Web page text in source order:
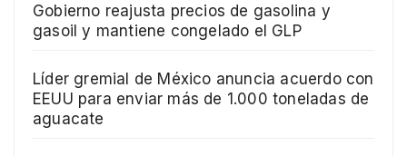
Gobierno reajusta precios de gasolina y
gasoil y mantiene congelado el GLP
Líder gremial de México anuncia acuerdo con
EEUU para enviar más de 1.000 toneladas de
aguacate